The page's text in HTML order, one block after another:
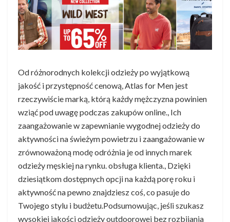
Od różnorodnych kolekcji odzieży po wyjątkową
jakość i przystępność cenową, Atlas for Men jest
rzeczywiście marką, którą każdy mężczyzna powinien
wziąć pod uwagę podczas zakupów online., Ich
zaangażowanie w zapewnianie wygodnej odzieży do
aktywności na świeżym powietrzu i zaangażowanie w
zrównoważoną modę odróżnia je od innych marek
odzieży męskiej na rynku. obsługa klienta., Dzięki
dziesiątkom dostępnych opcji na każdą porę roku i
aktywność na pewno znajdziesz coś, co pasuje do
Twojego stylu i budżetu.Podsumowując, jeśli szukasz
wysokiej jakości odzieży outdoorowej bez rozbijania